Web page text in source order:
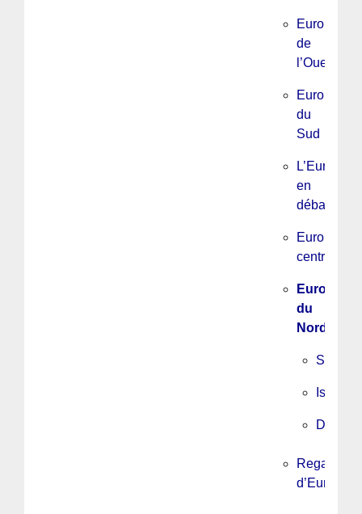
Europe
de
l’Ouest
Europe
du
Sud
L’Europe
en
débats
Europe
centrale
Europe
du
Nord
Suède
Islande
Regards
d’Europe